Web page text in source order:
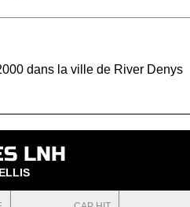
dans la ville de River Denys
LNH